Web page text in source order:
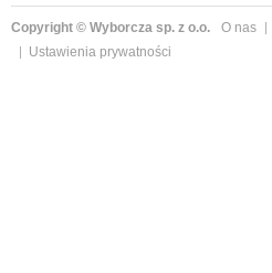
Copyright © Wyborcza sp. z o.o. O nas
Ustawienia prywatności